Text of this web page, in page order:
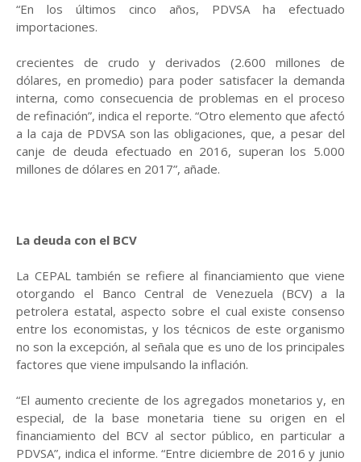
“En los últimos cinco años, PDVSA ha efectuado
importaciones.
crecientes de crudo y derivados (2.600 millones de
dólares, en promedio) para poder satisfacer la demanda
interna, como consecuencia de problemas en el proceso
de refinación”, indica el reporte. “Otro elemento que afectó
a la caja de PDVSA son las obligaciones, que, a pesar del
canje de deuda efectuado en 2016, superan los 5.000
millones de dólares en 2017”, añade.
La deuda con el BCV
La CEPAL también se refiere al financiamiento que viene
otorgando el Banco Central de Venezuela (BCV) a la
petrolera estatal, aspecto sobre el cual existe consenso
entre los economistas, y los técnicos de este organismo
no son la excepción, al señala que es uno de los principales
factores que viene impulsando la inflación.
“El aumento creciente de los agregados monetarios y, en
especial, de la base monetaria tiene su origen en el
financiamiento del BCV al sector público, en particular a
PDVSA”, indica el informe. “Entre diciembre de 2016 y junio